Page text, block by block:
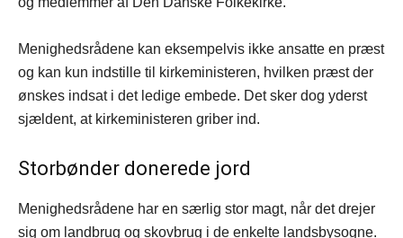
Menighedsrådene kan eksempelvis ikke ansatte en præst
og kan kun indstille til kirkeministeren, hvilken præst der
ønskes indsat i det ledige embede. Det sker dog yderst
sjældent, at kirkeministeren griber ind.
Storbønder donerede jord
Menighedsrådene har en særlig stor magt, når det drejer
sig om landbrug og skovbrug i de enkelte landsbysogne.